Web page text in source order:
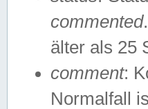
commented
älter als 25
comment:
Normalfall